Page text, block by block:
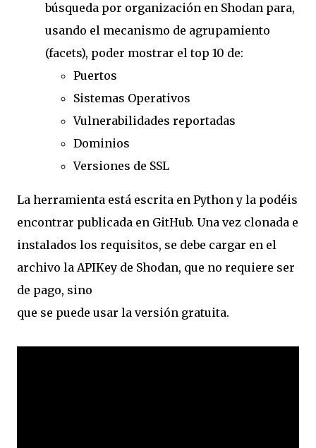
búsqueda por organización en Shodan para,
usando el mecanismo de agrupamiento
(facets), poder mostrar el top 10 de:
Puertos
Sistemas Operativos
Vulnerabilidades reportadas
Dominios
Versiones de SSL
La herramienta está escrita en Python y la podéis
encontrar publicada en GitHub. Una vez clonada e
instalados los requisitos, se debe cargar en el
archivo la APIKey de Shodan, que no requiere ser
de pago, sino
que se puede usar la versión gratuita.